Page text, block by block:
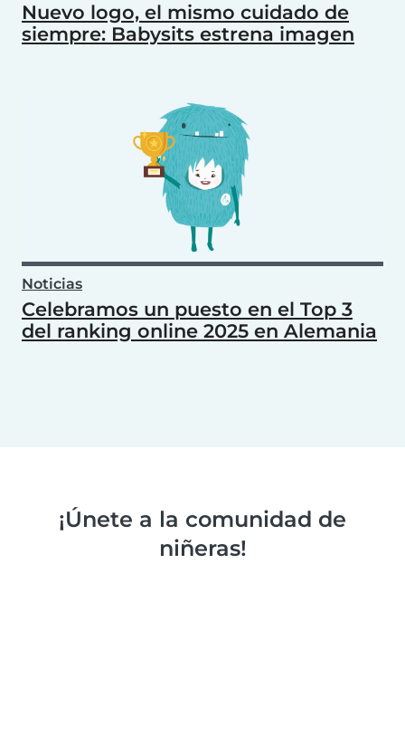
Nuevo logo, el mismo cuidado de
siempre: Babysits estrena imagen
Noticias
Celebramos un puesto en el Top 3
del ranking online 2025 en Alemania
¡Únete a la comunidad de
niñeras!